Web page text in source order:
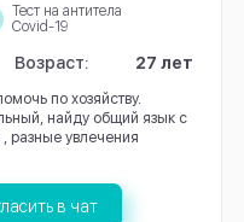
Тест на антитела
Covid-19
Возраст: 27 лет
по хозяйству.
найду общий язык с
разные увлечения
в чат